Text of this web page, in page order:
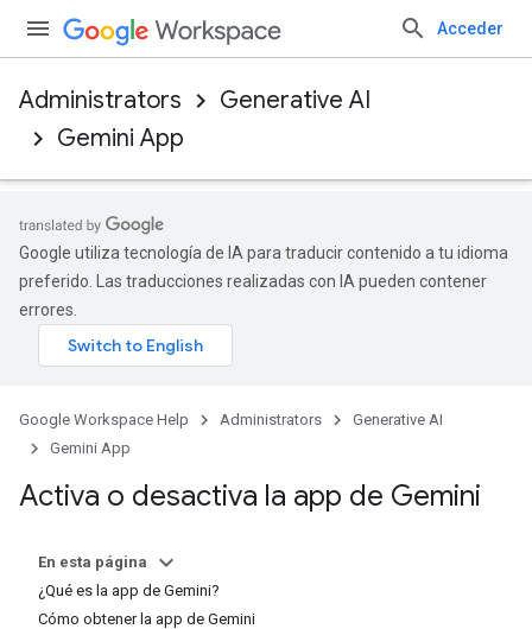
Acceder
Administrators
Generative AI
Gemini App
Google utiliza tecnología de IA para traducir contenido a tu idioma
preferido. Las traducciones realizadas con IA pueden contener
errores.
Google Workspace Help Administrators
Generative AI
Gemini App
Activa o desactiva la app de Gemini
En esta página
¿Qué es la app de Gemini?
Cómo obtener la app de Gemini